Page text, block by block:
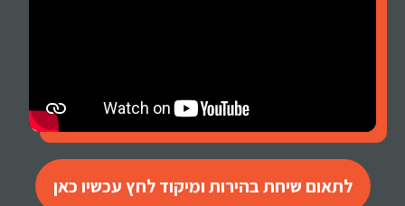
לתאום שיחת בהירות ומיקוד לחץ עכשיו כאן